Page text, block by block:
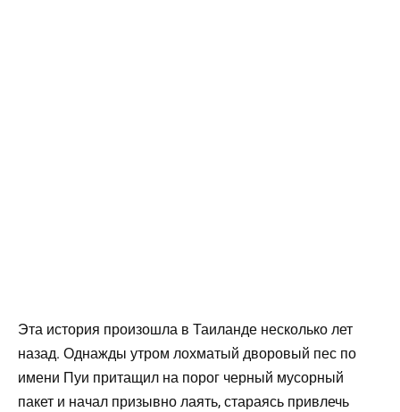
Эта история произошла в Таиланде несколько лет
назад. Однажды утром лохматый дворовый пес по
имени Пуи притащил на порог черный мусорный
пакет и начал призывно лаять, стараясь привлечь